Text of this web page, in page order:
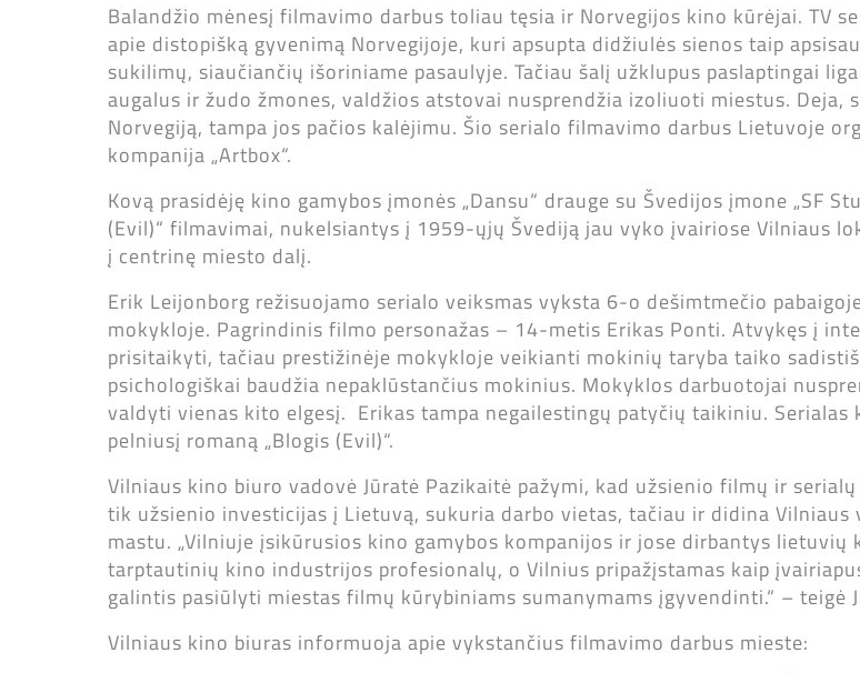
Balandžio mėnesį filmavimo darbus toliau tęsia ir Norvegijos kino kūrėjai. TV
apie distopišką gyvenimą Norvegijoje, kuri apsupta didžiulės sienos taip
sukilimų, siaučiančių išoriniame pasaulyje. Tačiau šalį užklupus paslaptingai
augalus ir žudo žmones, valdžios atstovai nusprendžia izoliuoti miestus. Deja,
Norvegiją, tampa jos pačios kalėjimu. Šio serialo filmavimo darbus Lietuvoje
kompanija „Artbox“.
Kovą prasidėję kino gamybos įmonės „Dansu“ drauge su Švedijos įmone „SF
(Evil)“ filmavimai, nukelsiantys į 1959-ųjų Švediją jau vyko įvairiose Vilniaus
į centrinę miesto dalį.
Erik Leijonborg režisuojamo serialo veiksmas vyksta 6-o dešimtmečio
mokykloje. Pagrindinis filmo personažas – 14-metis Erikas Ponti. Atvykęs į
prisitaikyti, tačiau prestižinėje mokykloje veikianti mokinių taryba taiko
psichologiškai baudžia nepaklūstančius mokinius. Mokyklos darbuotojai
valdyti vienas kito elgesį. Erikas tampa negailestingų patyčių taikiniu. Serialas
pelniusį romaną „Blogis (Evil)“.
Vilniaus kino biuro vadovė Jūratė Pazikaitė pažymi, kad užsienio filmų ir
tik užsienio investicijas į Lietuvą, sukuria darbo vietas, tačiau ir didina
mastu. „Vilniuje įsikūrusios kino gamybos kompanijos ir jose dirbantys
tarptautinių kino industrijos profesionalų, o Vilnius pripažįstamas kaip
galintis pasiūlyti miestas filmų kūrybiniams sumanymams įgyvendinti.“ – teigė
Vilniaus kino biuras informuoja apie vykstančius filmavimo darbus mieste: